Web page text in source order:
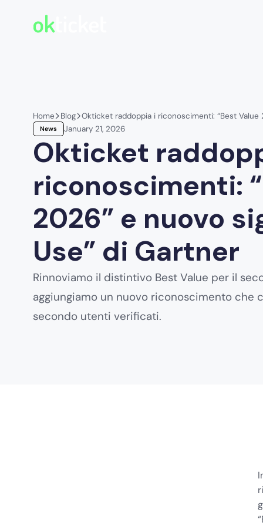
Home Blog Okticket raddoppia i riconoscimenti: “Best Value
News January 21, 2026
Okticket
riconoscimenti:
2026” e nuovo
Use” di Gartner
Rinnoviamo il distintivo Best Value per il
aggiungiamo un nuovo riconoscimento che
secondo utenti verificati.